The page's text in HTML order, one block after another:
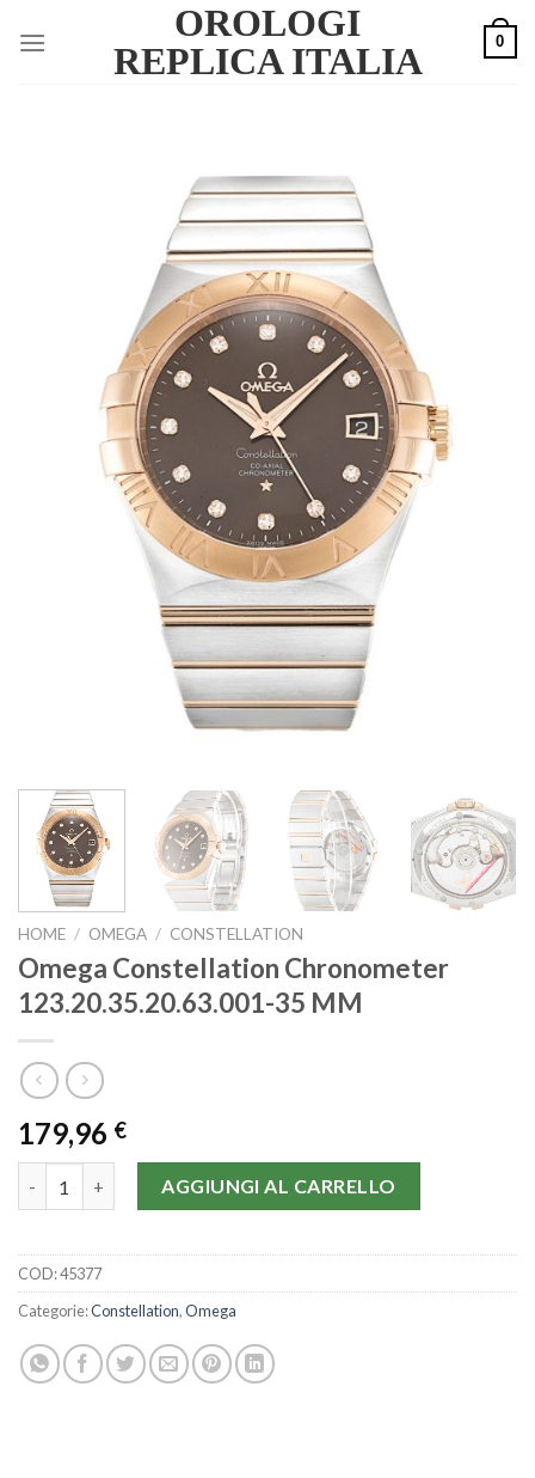
OROLOGI
REPLICA ITALIA
0
HOME / OMEGA / CONSTELLATION
Omega Constellation Chronometer
123.20.35.20.63.001-35 MM
179,96 €
AGGIUNGI AL CARRELLO
COD:45377
Categorie:Constellation,Omega